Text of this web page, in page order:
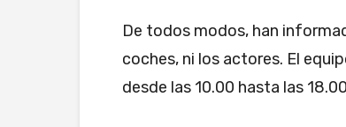
De todos modos, han
coches, ni los actores. El
desde las 10.00 hasta las